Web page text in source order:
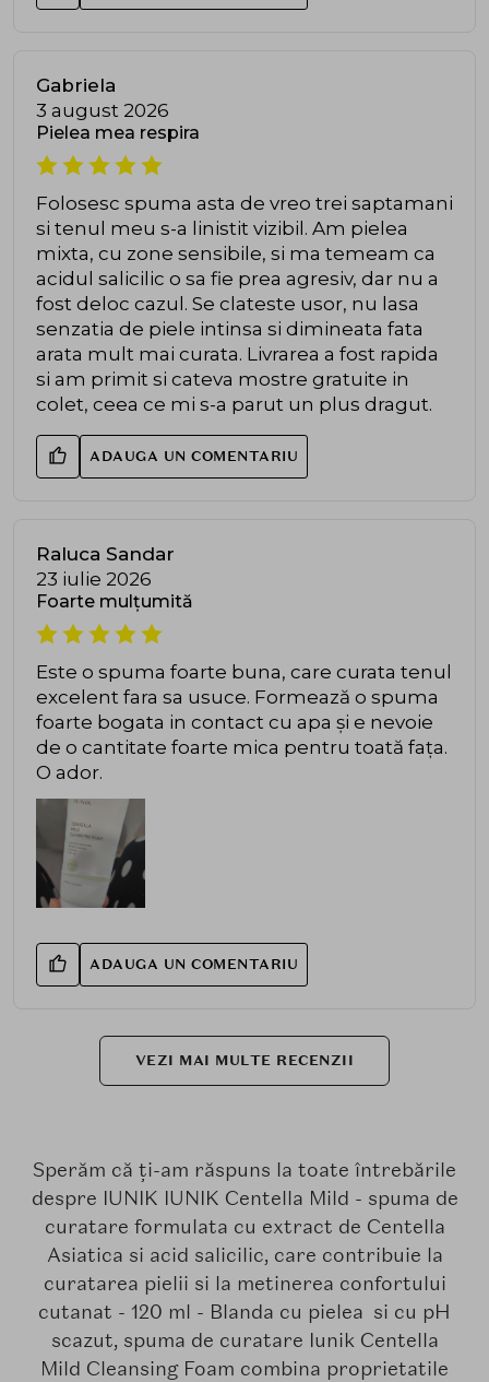
Gabriela
3 august 2026
Pielea mea respira
Folosesc spuma asta de vreo trei saptamani
si tenul meu s-a linistit vizibil. Am pielea
mixta, cu zone sensibile, si ma temeam ca
acidul salicilic o sa fie prea agresiv, dar nu a
fost deloc cazul. Se clateste usor, nu lasa
senzatia de piele intinsa si dimineata fata
arata mult mai curata. Livrarea a fost rapida
si am primit si cateva mostre gratuite in
colet, ceea ce mi s-a parut un plus dragut.
ADAUGA UN COMENTARIU
Raluca Sandar
23 iulie 2026
Foarte mulțumită
Este o spuma foarte buna, care curata tenul
excelent fara sa usuce. Formează o spuma
foarte bogata in contact cu apa și e nevoie
de o cantitate foarte mica pentru toată fața.
O ador.
ADAUGA UN COMENTARIU
VEZI MAI MULTE RECENZII
Sperăm că ți-am răspuns la toate întrebările
despre IUNIK IUNIK Centella Mild - spuma de
curatare formulata cu extract de Centella
Asiatica si acid salicilic, care contribuie la
curatarea pielii si la metinerea confortului
cutanat - 120 ml - Blanda cu pielea si cu pH
scazut, spuma de curatare Iunik Centella
Mild Cleansing Foam combina proprietatile